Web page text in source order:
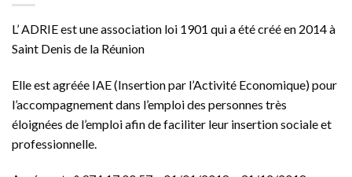
L’ ADRIE est une association loi 1901 qui a été créé en 2014 à
Saint Denis de la Réunion
Elle est agréée IAE(Insertion par l’Activité Economique) pour
l’accompagnement dans l’emploi des personnes très
éloignées de l’emploi afin de faciliter leur insertion sociale et
professionnelle.